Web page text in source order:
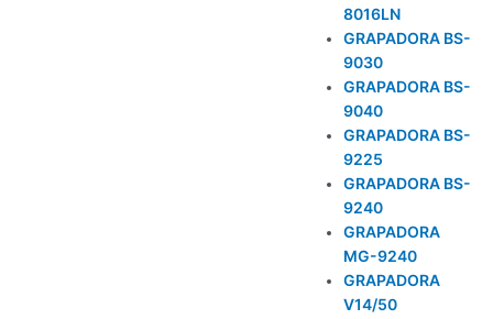
8016LN
GRAPADORA BS-
9030
GRAPADORA BS-
9040
GRAPADORA BS-
9225
GRAPADORA BS-
9240
GRAPADORA
MG-9240
GRAPADORA
V14/50